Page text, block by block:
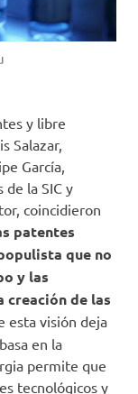
y libre
Salazar,
García,
la SIC y
coincidieron
patentes
que no
y las
creación de las
esta visión deja
en la
permite que
tecnológicos y